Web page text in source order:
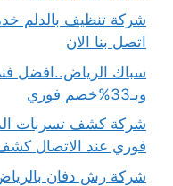
اتصل بنا الان
وبـ33%خصم فوري
فوري عند الاتصال كشف